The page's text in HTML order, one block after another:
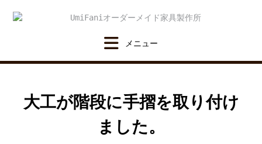
大工が階段に手摺を取り付け
ました。